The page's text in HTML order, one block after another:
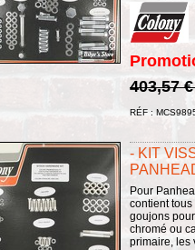
403,57
RÉF :
- KIT
Pour
contient
goujons
chromé ou
primaire, les